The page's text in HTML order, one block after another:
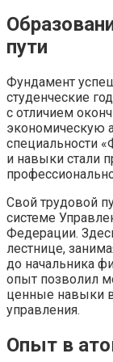
пути
Фундамент
студенческие
с отличием
экономическую
специальности
и навыки стали
Свой трудовой
системе
Федерации.
лестнице,
до начальника
опыт позволил
ценные навыки
управления.
Опыт в